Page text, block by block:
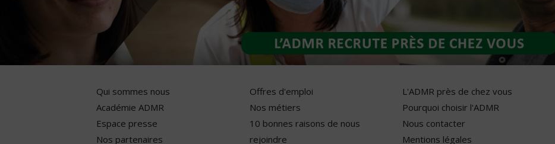
Qui sommes nous
Académie ADMR
Espace presse
Nos partenaires
Offres d'emploi
Nos métiers
10 bonnes raisons de nous
rejoindre
L'ADMR près de chez vous
Pourquoi choisir l'ADMR
Nous contacter
Mentions légales